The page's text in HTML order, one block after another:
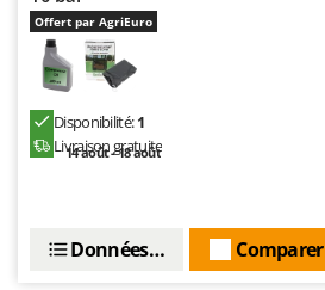
Offert par AgriEuro
Disponibilité:1
Livraison gratuite
14 août - 18 août
Comparer
Données techniques